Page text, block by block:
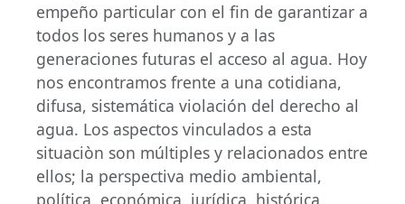
empeño particular con el fin de garantizar a
todos los seres humanos y a las
generaciones futuras el acceso al agua. Hoy
nos encontramos frente a una cotidiana,
difusa, sistemática violación del derecho al
agua. Los aspectos vinculados a esta
situaciòn son múltiples y relacionados entre
ellos; la perspectiva medio ambiental,
política, económica, jurídica, histórica,